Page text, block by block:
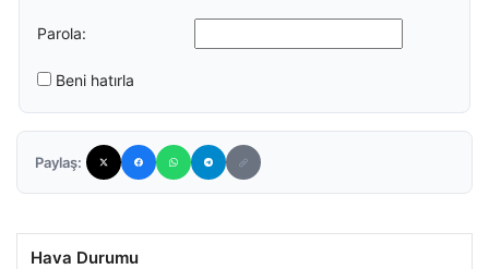
Parola:
Beni hatırla
Paylaş:
Hava Durumu